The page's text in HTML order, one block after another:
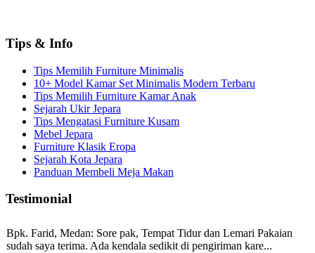
Tips & Info
Tips Memilih Furniture Minimalis
10+ Model Kamar Set Minimalis Modern Terbaru
Tips Memilih Furniture Kamar Anak
Sejarah Ukir Jepara
Tips Mengatasi Furniture Kusam
Mebel Jepara
Furniture Klasik Eropa
Sejarah Kota Jepara
Panduan Membeli Meja Makan
Testimonial
Bpk. Farid, Medan: Sore pak, Tempat Tidur dan Lemari Pakaian
sudah saya terima. Ada kendala sedikit di pengiriman kare...